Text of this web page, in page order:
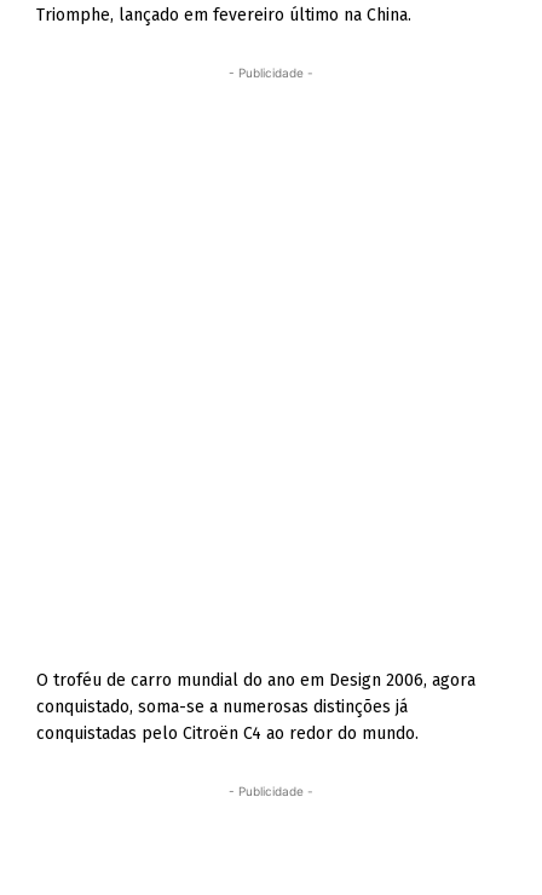
Triomphe, lançado em fevereiro último na China.
- Publicidade -
O troféu de carro mundial do ano em Design 2006, agora
conquistado, soma-se a numerosas distinções já
conquistadas pelo Citroën C4 ao redor do mundo.
- Publicidade -